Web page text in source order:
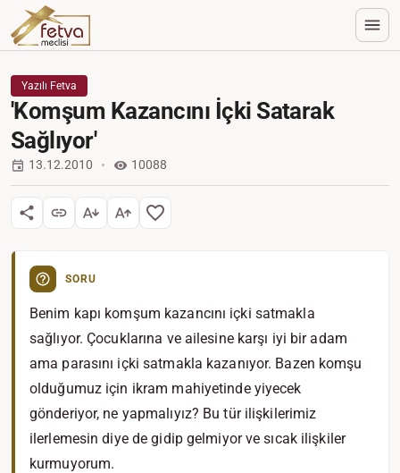
Yazılı Fetva
'Komşum Kazancını İçki Satarak
Sağlıyor'
13.12.2010 10088
SORU
Benim kapı komşum kazancını içki satmakla
sağlıyor. Çocuklarına ve ailesine karşı iyi bir adam
ama parasını içki satmakla kazanıyor. Bazen komşu
olduğumuz için ikram mahiyetinde yiyecek
gönderiyor, ne yapmalıyız? Bu tür ilişkilerimiz
ilerlemesin diye de gidip gelmiyor ve sıcak ilişkiler
kurmuyorum.